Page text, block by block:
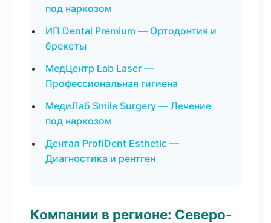
под наркозом
ИП Dental Premium — Ортодонтия и
брекеты
МедЦентр Lab Laser —
Профессиональная гигиена
МедиЛаб Smile Surgery — Лечение
под наркозом
Дентал ProfiDent Esthetic —
Диагностика и рентген
Компании в регионе: Северо-